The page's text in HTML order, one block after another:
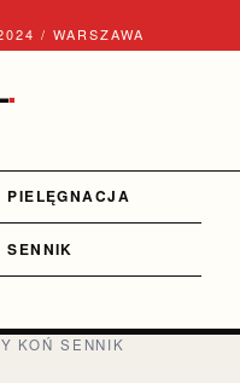
/ WARSZAWA
.
PIELĘGNACJA
SENNIK
KOŃ SENNIK